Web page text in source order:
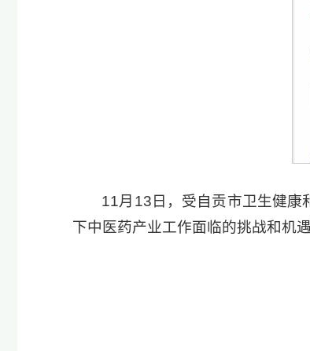
11月13日，受自贡市卫生健康
下中医药产业工作面临的挑战和机